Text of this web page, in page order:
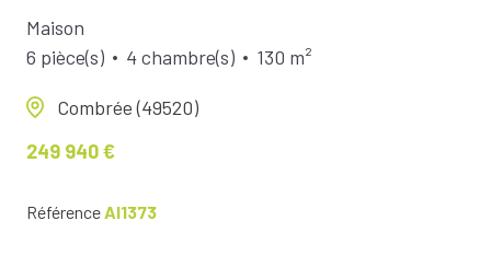
Maison
6 pièce(s)
4 chambre(s) 130 m²
Combrée (49520)
249 940 €
RéférenceAI1373